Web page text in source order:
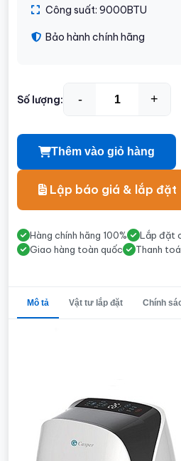
Công suất: 9000BTU
Bảo hành chính hãng
Số lượng: - +
Thêm vào giỏ hàng
Lập báo giá & lắp đặt
Hàng chính hãng 100%
Lắp đặt
Giao hàng toàn quốc
Thanh
Mô tả Vật tư lắp đặt Chính